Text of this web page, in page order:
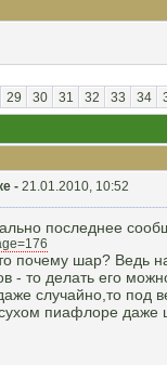
29 30 31 32 33 34
- 21.01.2010, 10:52
последнее
почему шар? Ведь
- то делать его
случайно,то под
пиафлоре даже